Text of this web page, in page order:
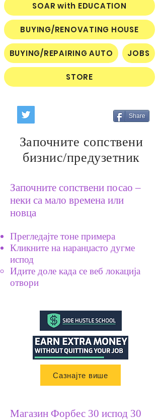
SOAR with EDUCATION
BUYING/RENOVATING HOUSE
BUYING/REPAIRING AUTO JOBS
STORE
Share
Започните сопствени
бизнис/предузетник
Започните сопствени посао –
неки са мало времена или
новца
Прегледајте тоне примера
Кликните на наранџасто дугме
испод
Идите доле када се веб локација
отвори
Сазнајте више
Магазин Форбес 30 испод 30